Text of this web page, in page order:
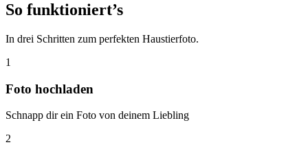
So funktioniert’s
In drei Schritten zum perfekten Haustierfoto.
1
Foto hochladen
Schnapp dir ein Foto von deinem Liebling
2